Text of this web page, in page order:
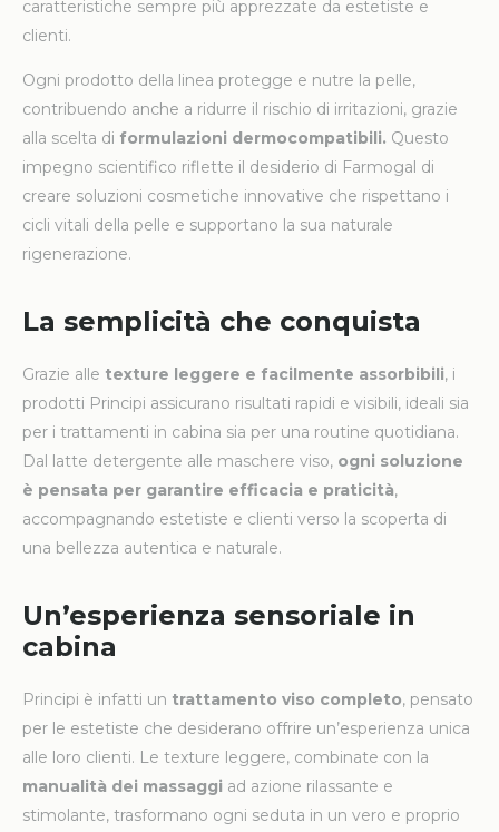
caratteristiche sempre più apprezzate da estetiste e
clienti.
Ogni prodotto della linea protegge e nutre la pelle,
contribuendo anche a ridurre il rischio di irritazioni, grazie
alla scelta di formulazioni dermocompatibili. Questo
impegno scientifico riflette il desiderio di Farmogal di
creare soluzioni cosmetiche innovative che rispettano i
cicli vitali della pelle e supportano la sua naturale
rigenerazione.
La semplicità che conquista
Grazie alle texture leggere e facilmente assorbibili, i
prodotti Principi assicurano risultati rapidi e visibili, ideali sia
per i trattamenti in cabina sia per una routine quotidiana.
Dal latte detergente alle maschere viso, ogni soluzione
è pensata per garantire efficacia e praticità,
accompagnando estetiste e clienti verso la scoperta di
una bellezza autentica e naturale.
Un’esperienza sensoriale in
cabina
Principi è infatti un trattamento viso completo, pensato
per le estetiste che desiderano offrire un’esperienza unica
alle loro clienti. Le texture leggere, combinate con la
manualità dei massaggi ad azione rilassante e
stimolante, trasformano ogni seduta in un vero e proprio